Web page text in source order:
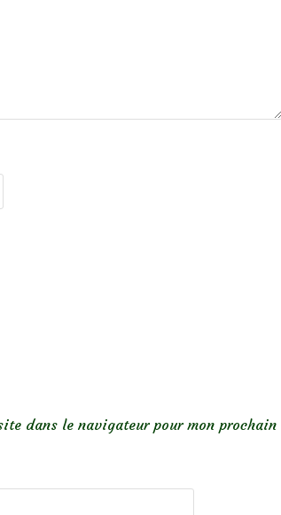
dans le navigateur pour mon prochain